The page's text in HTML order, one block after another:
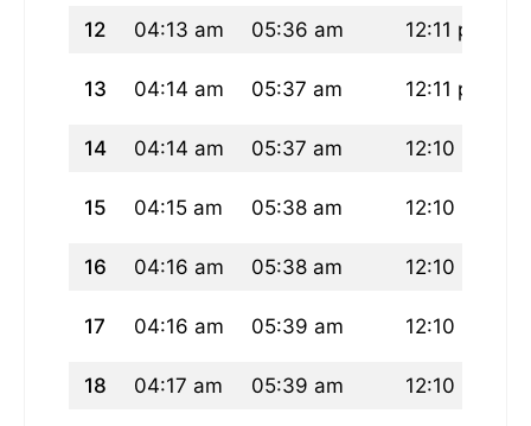
12 04:13 am 05:36 am 12:11 pm
13 04:14 am 05:37 am 12:11 pm
14 04:14 am 05:37 am 12:10 pm
15 04:15 am 05:38 am 12:10 pm
16 04:16 am 05:38 am 12:10 pm
17 04:16 am 05:39 am 12:10 pm
18 04:17 am 05:39 am 12:10 pm